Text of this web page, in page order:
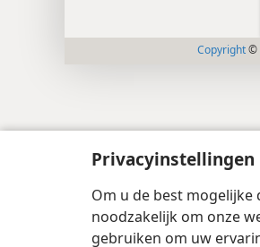
Privacyinstellingen
Om u de best
noodzakelijk om onze
gebruiken om uw
Copyright©